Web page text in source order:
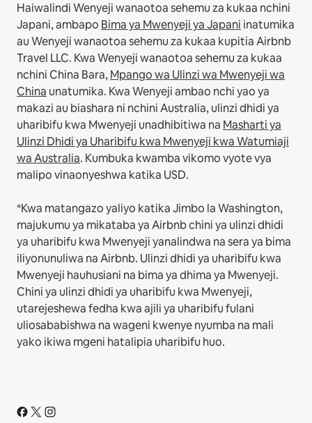
Haiwalindi Wenyeji wanaotoa sehemu za kukaa nchini
Japani, ambapo Bima ya Mwenyeji ya Japani inatumika
au Wenyeji wanaotoa sehemu za kukaa kupitia Airbnb
Travel LLC. Kwa Wenyeji wanaotoa sehemu za kukaa
nchini China Bara,Mpango wa Ulinzi wa Mwenyeji wa
China unatumika. Kwa Wenyeji ambao nchi yao ya
makazi au biashara ni nchini Australia, ulinzi dhidi ya
uharibifu kwa Mwenyeji unadhibitiwa na Masharti ya
Ulinzi Dhidi ya Uharibifu kwa Mwenyeji kwa Watumiaji
wa Australia. Kumbuka kwamba vikomo vyote vya
malipo vinaonyeshwa katika USD.
*Kwa matangazo yaliyo katika Jimbo la Washington,
majukumu ya mikataba ya Airbnb chini ya ulinzi dhidi
ya uharibifu kwa Mwenyeji yanalindwa na sera ya bima
iliyonunuliwa na Airbnb. Ulinzi dhidi ya uharibifu kwa
Mwenyeji hauhusiani na bima ya dhima ya Mwenyeji.
Chini ya ulinzi dhidi ya uharibifu kwa Mwenyeji,
utarejeshewa fedha kwa ajili ya uharibifu fulani
uliosababishwa na wageni kwenye nyumba na mali
yako ikiwa mgeni hatalipia uharibifu huo.